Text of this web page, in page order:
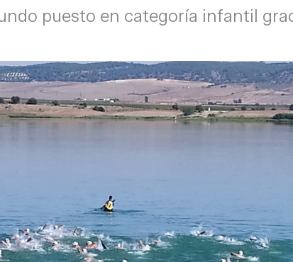
puesto en categoría infantil